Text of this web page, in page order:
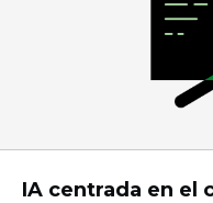
IA centrada en el